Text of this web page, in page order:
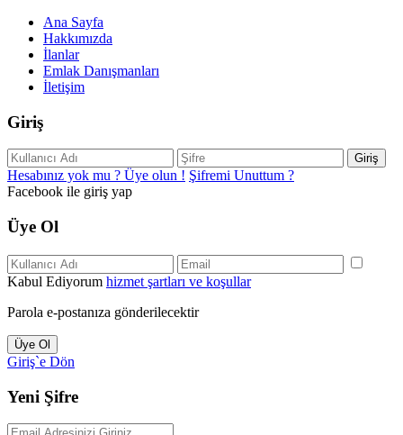
Ana Sayfa
Hakkımızda
İlanlar
Emlak Danışmanları
İletişim
Giriş
Giriş
Hesabınız yok mu ? Üye olun ! Şifremi Unuttum ?
Facebook ile giriş yap
Üye Ol
Kabul Ediyorum hizmet şartları ve koşullar
Parola e-postanıza gönderilecektir
Üye Ol
Giriş`e Dön
Yeni Şifre